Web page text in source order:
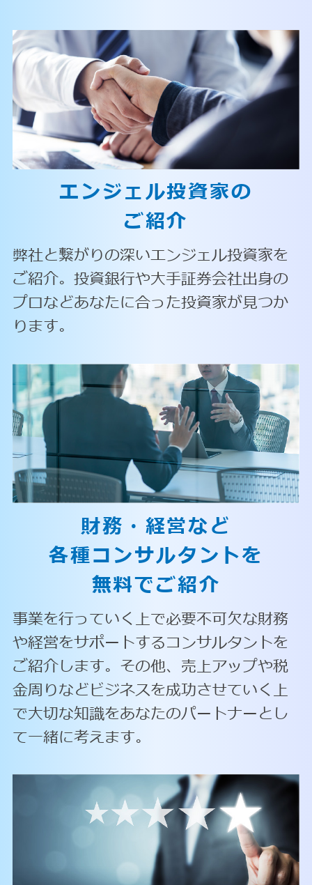
エンジェル投資家の
ご紹介
弊社と繋がりの深いエンジェル投資家を
ご紹介。投資銀行や大手証券会社出身の
プロなどあなたに合った投資家が見つか
ります。
財務・経営など
各種コンサルタントを
無料でご紹介
事業を行っていく上で必要不可欠な財務
や経営をサポートするコンサルタントを
ご紹介します。その他、売上アップや税
金周りなどビジネスを成功させていく上
で大切な知識をあなたのパートナーとし
て一緒に考えます。